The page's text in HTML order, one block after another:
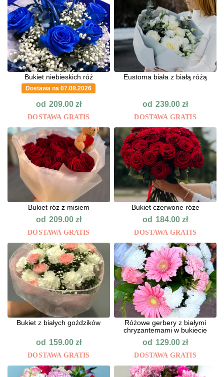
Bukiet niebieskich róż
Dostawa na 07.08.2026
od 209.00 zł
DOSTAWA GRATIS
Eustoma biała z białą różą
od 239.00zł
DOSTAWA GRATIS
Bukiet róz z misiem
od 209.00 zł
DOSTAWA GRATIS
Bukiet czerwone róże
od 184.00zł
DOSTAWA GRATIS
Bukiet z białych goździków
od 159.00 zł
DOSTAWA GRATIS
Różowe gerbery z białymi
chryzantemami w bukiecie
od 129.00zł
DOSTAWA GRATIS